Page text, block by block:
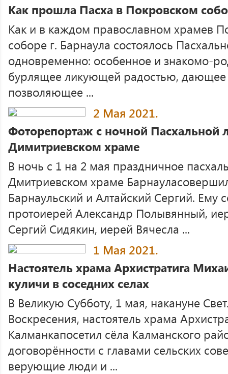
Как прошла Пасха в Покровском
Как и в каждом православном храмев
соборе г. Барнаула состоялось
одновременно: особенное и знакомо-
бурлящее ликующей радостью, дающее
позволяющее ...
2 Мая 2021.
Фоторепортаж с ночной Пасхальной
Димитриевском храме
В ночь с 1 на 2 мая праздничное
Дмитриевском храме
Барнаульский и Алтайский Сергий.
протоиерей Александр Полывянный,
Сергий Сидякин, иерей Вячесла ...
1 Мая 2021.
Настоятель храма Архистратига
куличи в соседних селах
В Великую Субботу, 1 мая, накануне
Воскресения, настоятель храма
Калманкапосетил сёла Калманского
договорённости с главами сельских
верующие люди и ...